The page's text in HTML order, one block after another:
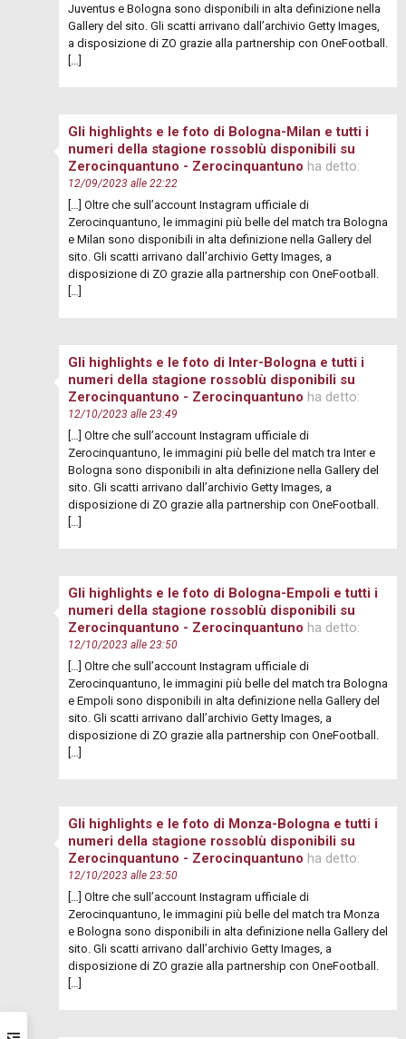
Juventus e Bologna sono disponibili in alta definizione nella
Gallery del sito. Gli scatti arrivano dall’archivio Getty Images,
a disposizione di ZO grazie alla partnership con OneFootball.
Gli highlights e le foto di Bologna-Milan e tutti i
numeri della stagione rossoblù disponibili su
Zerocinquantuno - Zerocinquantuno ha detto:
12/09/2023 alle 22:22
[…] Oltre che sull’account Instagram ufficiale di
Zerocinquantuno, le immagini più belle del match tra Bologna
e Milan sono disponibili in alta definizione nella Gallery del
sito. Gli scatti arrivano dall’archivio Getty Images, a
disposizione di ZO grazie alla partnership con OneFootball.
Gli highlights e le foto di Inter-Bologna e tutti i
numeri della stagione rossoblù disponibili su
Zerocinquantuno - Zerocinquantuno ha detto:
12/10/2023 alle 23:49
[…] Oltre che sull’account Instagram ufficiale di
Zerocinquantuno, le immagini più belle del match tra Inter e
Bologna sono disponibili in alta definizione nella Gallery del
sito. Gli scatti arrivano dall’archivio Getty Images, a
disposizione di ZO grazie alla partnership con OneFootball.
Gli highlights e le foto di Bologna-Empoli e tutti i
numeri della stagione rossoblù disponibili su
Zerocinquantuno - Zerocinquantuno ha detto:
12/10/2023 alle 23:50
[…] Oltre che sull’account Instagram ufficiale di
Zerocinquantuno, le immagini più belle del match tra Bologna
e Empoli sono disponibili in alta definizione nella Gallery del
sito. Gli scatti arrivano dall’archivio Getty Images, a
disposizione di ZO grazie alla partnership con OneFootball.
Gli highlights e le foto di Monza-Bologna e tutti i
numeri della stagione rossoblù disponibili su
Zerocinquantuno - Zerocinquantuno ha detto:
12/10/2023 alle 23:50
[…] Oltre che sull’account Instagram ufficiale di
Zerocinquantuno, le immagini più belle del match tra Monza
e Bologna sono disponibili in alta definizione nella Gallery del
sito. Gli scatti arrivano dall’archivio Getty Images, a
disposizione di ZO grazie alla partnership con OneFootball.